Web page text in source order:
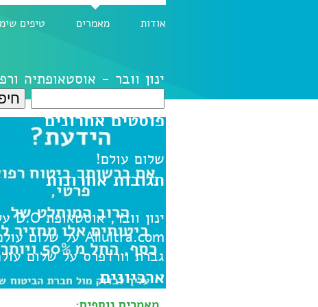
אודות מאמרים טיפים
ינון וובר - אוסטאופתיה
חיפוש:
פוסטים אחרונים
שלום עולם!
תגובות אחרונות
ינון וובר, אוסטאופת D.O
Allultra.comעל שלום
גברת וורדפרסעלשלום
ארכיונים